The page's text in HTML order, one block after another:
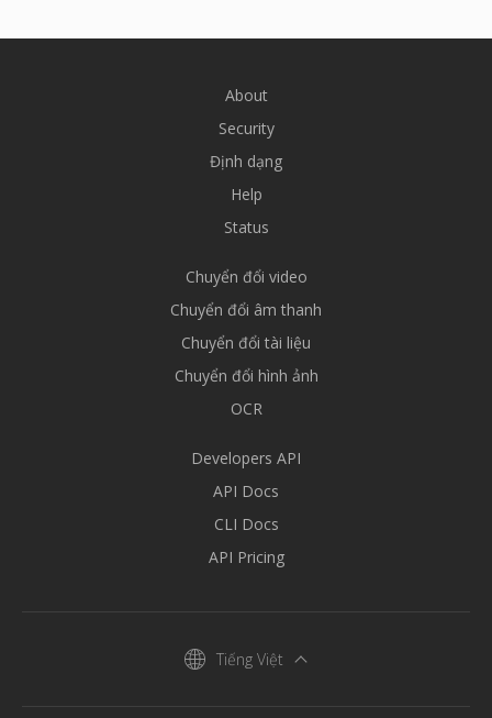
About
Security
Định dạng
Help
Status
Chuyển đổi video
Chuyển đổi âm thanh
Chuyển đổi tài liệu
Chuyển đổi hình ảnh
OCR
Developers API
API Docs
CLI Docs
API Pricing
Tiếng Việt